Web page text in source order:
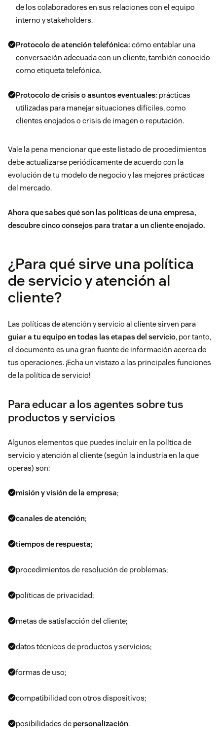
de los colaboradores en sus relaciones con el equipo
interno y stakeholders.
Protocolo de atención telefónica: cómo entablar una
conversación adecuada con un cliente, también conocido
como etiqueta telefónica.
Protocolo de crisis o asuntos eventuales: prácticas
utilizadas para manejar situaciones difíciles, como
clientes enojados o crisis de imagen o reputación.
Vale la pena mencionar que este listado de procedimientos
debe actualizarse periódicamente de acuerdo con la
evolución de tu modelo de negocio y las mejores prácticas
del mercado.
Ahora que sabes qué son las políticas de una empresa,
descubrecinco consejos para tratar a un cliente enojado.
¿Para qué sirve una política
de servicio y atención al
cliente?
Las políticas de atención y servicio al cliente sirven para
guiar a tu equipo en todas las etapas del servicio, por tanto,
el documento es una gran fuente de información acerca de
tus operaciones. ¡Echa un vistazo a las principales funciones
de la política de servicio!
Para educar a los agentes sobre tus
productos y servicios
Algunos elementos que puedes incluir en la política de
servicio y atención al cliente (según la industria en la que
operas) son:
misión y visión de la empresa;
canales de atención;
tiempos de respuesta;
procedimientos de resolución de problemas;
políticas de privacidad;
metas de satisfacción del cliente;
datos técnicos de productos y servicios;
formas de uso;
compatibilidad con otros dispositivos;
posibilidades de personalización.